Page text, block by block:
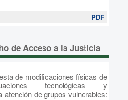
PDF
de Acceso a la Justicia
de modificaciones físicas de
tecnológicas y
atención de grupos vulnerables: